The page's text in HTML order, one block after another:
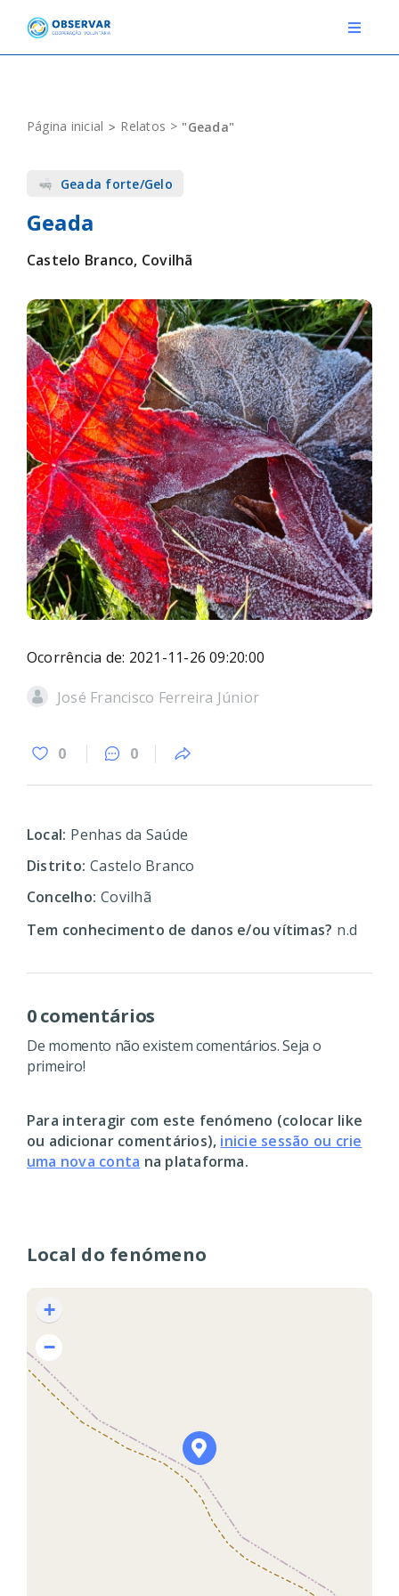
content
Toggle
EVENTOS
DEFINIÇÕES
F.A.Q.
Novo relato Login
Página inicial Relatos "Geada"
Local do fenómeno
+
−
Geada forte/Gelo
Geada
Castelo Branco, Covilhã
Ocorrência de: 2021-11-26 09:20:00
José Francisco Ferreira Júnior
0 0
Local: Penhas da Saúde
Distrito: Castelo Branco
Concelho: Covilhã
Tem conhecimento de danos e/ou vítimas? n.d
0 comentários
De momento não existem comentários. Seja o
primeiro!
Para interagir com este fenómeno (colocar like
ou adicionar comentários), inicie sessão ou crie
uma nova conta na plataforma.